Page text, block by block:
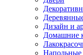
Дизайн и
Домашние
Напольные